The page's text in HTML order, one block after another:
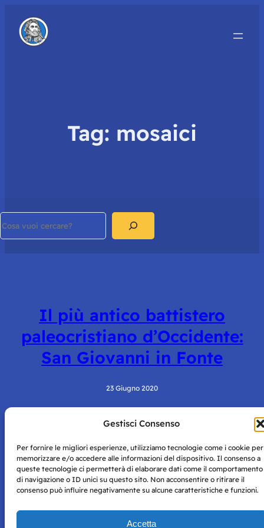
Gestisci Consenso
Per fornire le migliori esperienze, utilizziamo tecnologie come i cookie per
memorizzare e/o accedere alle informazioni del dispositivo. Il consenso a
queste tecnologie ci permetterà di elaborare dati come il comportamento
di navigazione o ID unici su questo sito. Non acconsentire o ritirare il
consenso può influire negativamente su alcune caratteristiche e funzioni.
Accetta
Tag: mosaici
Il più antico battistero
paleocristiano d’Occidente:
San Giovanni in Fonte
23 Giugno 2020
Napoli con autorizzazione numero 38 del 25/9/2019.
Tutte le immagini e i contenuti su questo sito sono forniti